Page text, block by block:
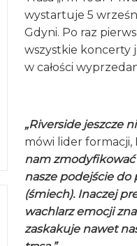
wystartuje 5
Gdyni. Po raz
wszystkie koncerty
w całości
„Riverside jeszcze
mówi lider formacji,
nam zmodyfikować
nasze podejście do
(śmiech). Inaczej
wachlarz emocji
zaskakuje nawet